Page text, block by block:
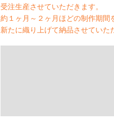
受注生産させていただきます。
約１ヶ月～２ヶ月ほどの制作期間
新たに織り上げて納品させていた